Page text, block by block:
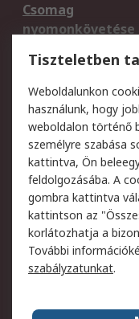
Csomag
nyomonkövetése
Regisztráció
Szolgáltatások
Jogi
Adatvédelmi
szabályzat
Cookie
Webhelyre
feltételek
Tiszteletben
Weboldalunkon
használunk, hogy
weboldalon történő
személyre szabása
kattintva, Ön
feldolgozásába. A
gombra kattintva
kattintson az
korlátozhatja a
További
szabályzatunkat.